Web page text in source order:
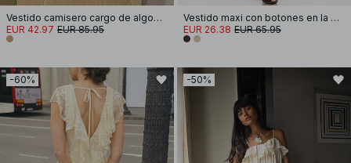
Vestido camisero cargo de algodón grueso
EUR 42.97 EUR 85.95
Vestido maxi con botones en la parte delantera y cuello halter
EUR 26.38 EUR 65.95
-60% -50%